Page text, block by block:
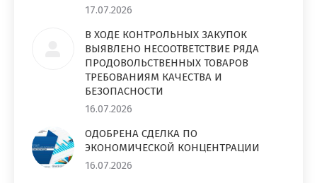
17.07.2026
В ХОДЕ КОНТРОЛЬНЫХ ЗАКУПОК
ВЫЯВЛЕНО НЕСООТВЕТСТВИЕ РЯДА
ПРОДОВОЛЬСТВЕННЫХ ТОВАРОВ
ТРЕБОВАНИЯМ КАЧЕСТВА И
БЕЗОПАСНОСТИ
16.07.2026
ОДОБРЕНА СДЕЛКА ПО
ЭКОНОМИЧЕСКОЙ КОНЦЕНТРАЦИИ
16.07.2026